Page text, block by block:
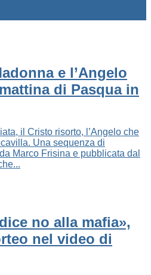
e l’Angelo
di Pasqua in
il Cristo risorto, l’Angelo che
Una sequenza di
Marco Frisina e pubblicata dal
no alla mafia»,
nel video di